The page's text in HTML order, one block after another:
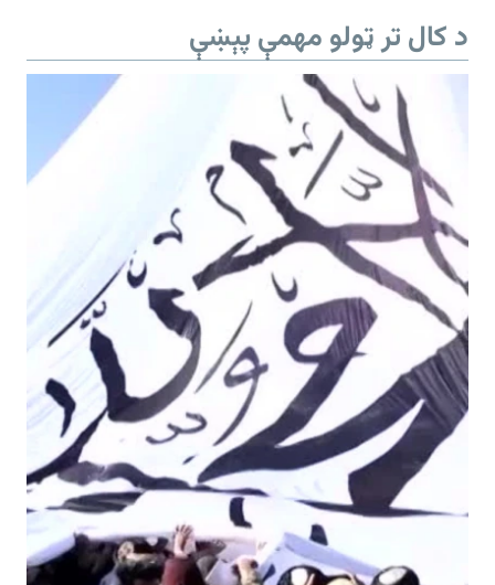
د کال تر ټولو مهمې پېښې